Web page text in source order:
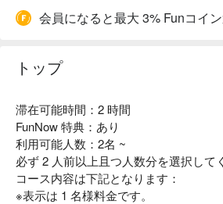
会員になると最大 3% Funコイ
トップ
滞在可能時間：2 時間
FunNow 特典：あり
利用可能人数：2名 ~
必ず 2 人前以上且つ人数分を選択して
コース内容は下記となります：
※表示は 1 名様料金です。